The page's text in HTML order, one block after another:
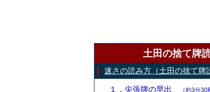
土田の捨て牌
速さの読み方（土田の捨て牌
１．尖張牌の早出 （約3分30